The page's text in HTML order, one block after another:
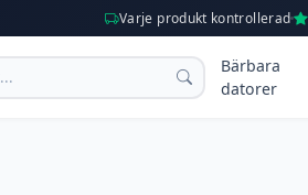
Varje produkt kontrollerad
Bärbara
datorer